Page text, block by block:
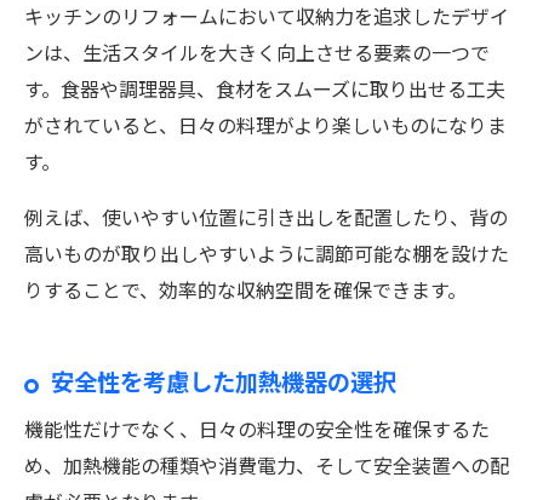
キッチンのリフォームにおいて収納力を追求したデザイ
ンは、生活スタイルを大きく向上させる要素の一つで
す。食器や調理器具、食材をスムーズに取り出せる工夫
がされていると、日々の料理がより楽しいものになりま
す。
例えば、使いやすい位置に引き出しを配置したり、背の
高いものが取り出しやすいように調節可能な棚を設けた
りすることで、効率的な収納空間を確保できます。
安全性を考慮した加熱機器の選択
機能性だけでなく、日々の料理の安全性を確保するた
め、加熱機能の種類や消費電力、そして安全装置への配